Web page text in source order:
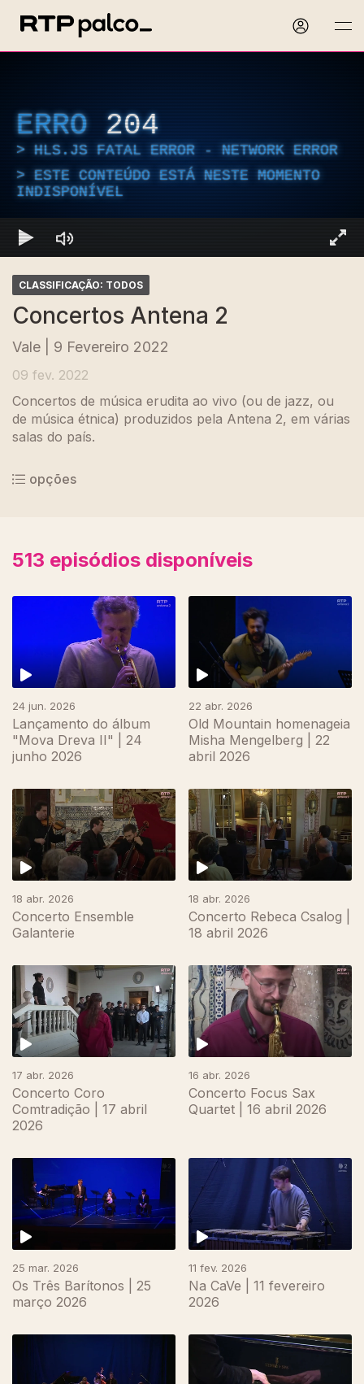
ERRO 204
HLS.JS FATAL ERROR - NETWORK ERROR
ESTE CONTEÚDO ESTÁ NESTE MOMENTO
INDISPONÍVEL
CLASSIFICAÇÃO: TODOS
Concertos Antena 2
Vale | 9 Fevereiro 2022
09 fev. 2022
Concertos de música erudita ao vivo (ou de jazz, ou
de música étnica) produzidos pela Antena 2, em várias
salas do país.
opções
513 episódios disponíveis
24 jun. 2026
Lançamento do álbum
"Mova Dreva II" | 24
junho 2026
22 abr. 2026
Old Mountain homenageia
Misha Mengelberg | 22
abril 2026
18 abr. 2026
Concerto Ensemble
Galanterie
18 abr. 2026
Concerto Rebeca Csalog |
18 abril 2026
17 abr. 2026
Concerto Coro
Comtradição | 17 abril
2026
16 abr. 2026
Concerto Focus Sax
Quartet | 16 abril 2026
25 mar. 2026
Os Três Barítonos | 25
março 2026
11 fev. 2026
Na CaVe | 11 fevereiro
2026